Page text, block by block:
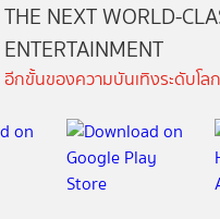
THE NEXT WORLD-
ENTERTAINMENT
อีกขั้นของความบันเทิงระดับโ